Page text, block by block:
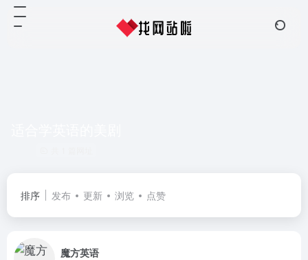
排序 发布 更新 浏览 点赞
魔方英语